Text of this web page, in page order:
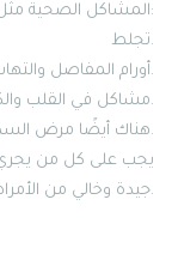
المشاكل الصحية مثل:
تجلط.
أورام المفاصل والتهاب المفاصل الروماتويدي.
مشاكل في القلب والكبد والكلى.
هناك أيضًا مرض السكري من النوع ب.
يجب على كل من
جيدة وخالي من الأمراض المزمنة.